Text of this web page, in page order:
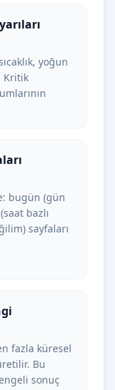
yoğun
Kritik
bugün (gün
bazlı
sayfaları
fazla küresel
Bu
sonuç